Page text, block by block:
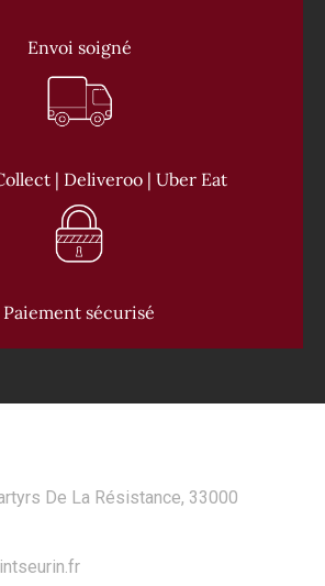
Envoi soigné
| Deliveroo | Uber Eat
Paiement sécurisé
De La Résistance, 33000